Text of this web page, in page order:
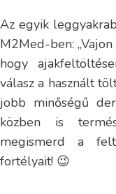
Az egyik
M2Med-ben:
hogy
válasz a használt
jobb minőségű
közben is
megismerd a
fortélyait! 😉